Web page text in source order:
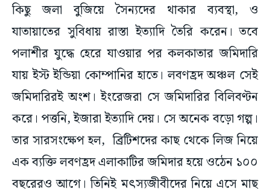
কিছু জলা বুজিয়ে সৈন্যদের থাকার ব্যবস্থা, ও
যাতায়াতের সুবিধায় রাস্তা ইত্যাদি তৈরি করেন। তবে
পলাশীর যুদ্ধে হেরে যাওয়ার পর কলকাতার জমিদারি
যায় ইস্ট ইন্ডিয়া কোম্পানির হাতে। লবণহ্রদ অঞ্চল সেই
জমিদারিরই অংশ। ইংরেজরা সে জমিদারির বিলিবণ্টন
করে। পত্তনি, ইজারা ইত্যাদি দেয়। সে অনেক বড়ো গল্প।
তার সারসংক্ষেপ হল, ব্রিটিশদের কাছ থেকে লিজ নিয়ে
এক ব্যক্তি লবণহ্রদ এলাকাটির জমিদার হয়ে ওঠেন ১০০
বছরেরও আগে। তিনিই মৎস্যজীবীদের নিয়ে এসে মাছ